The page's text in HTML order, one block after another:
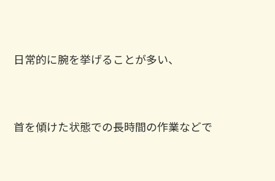
日常的に腕を挙げることが多い、
首を傾けた状態での長時間の作業などで